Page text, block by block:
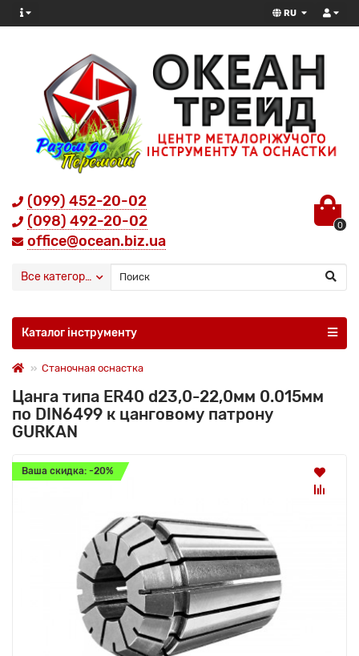
RU
(099) 452-20-02
(098) 492-20-02
office@ocean.biz.ua
0
Все категории
Каталог інструменту
Станочная оснастка
Цанга типа ER40 d23,0-22,0мм 0.015мм
по DIN6499 к цанговому патрону
GURKAN
Ваша скидка: -20%